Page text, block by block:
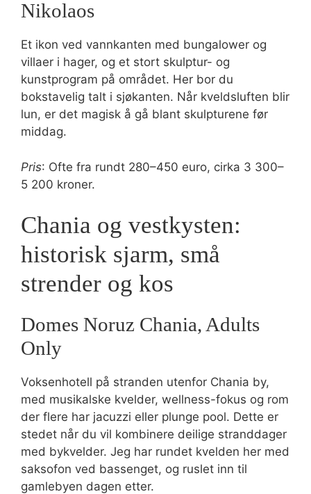
Nikolaos
Et ikon ved vannkanten med bungalower og
villaer i hager, og et stort skulptur- og
kunstprogram på området. Her bor du
bokstavelig talt i sjøkanten. Når kveldsluften blir
lun, er det magisk å gå blant skulpturene før
middag.
Pris: Ofte fra rundt 280–450 euro, cirka 3 300–
5 200 kroner.
Chania og vestkysten:
historisk sjarm, små
strender og kos
Domes Noruz Chania, Adults
Only
Voksenhotell på stranden utenfor Chania by,
med musikalske kvelder, wellness-fokus og rom
der flere har jacuzzi eller plunge pool. Dette er
stedet når du vil kombinere deilige stranddager
med bykvelder. Jeg har rundet kvelden her med
saksofon ved bassenget, og ruslet inn til
gamlebyen dagen etter.